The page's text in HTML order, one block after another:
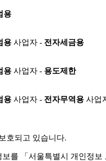
용
용 사업자 - 전자세금용
용 사업자 - 용도제한
용 사업자 - 전자무역용 사업
호되고 있습니다.
를 「서울특별시 개인정